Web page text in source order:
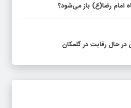
امام رضا(ع) باز می‌شود؟